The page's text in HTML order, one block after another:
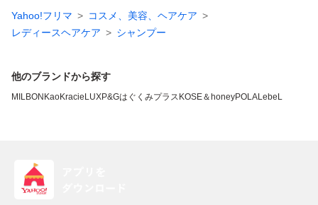
Yahoo!フリマ
コスメ、美容、ヘアケア
レディースヘアケア
シャンプー
他のブランドから探す
MILBON KaoKracie LUXP&Gはぐくみプラス KOSE＆honeyPOLALebeL